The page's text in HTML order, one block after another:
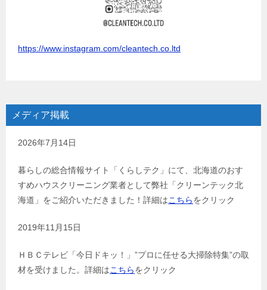
https://www.instagram.com/cleantech.co.ltd
メディア掲載
2026年7月14日
暮らしの総合情報サイト「くらしテク」にて、北海道のおす
すめハウスクリーニング業者として弊社「クリーンテック北
海道」をご紹介いただきました！詳細はこちらをクリック
2019年11月15日
ＨＢＣテレビ「今日ドキッ！」”プロに任せる大掃除特集”の取
材を受けました。詳細はこちらをクリック